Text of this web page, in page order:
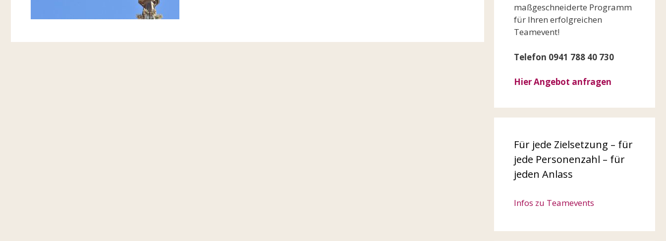
maßgeschneiderte Programm
für Ihren erfolgreichen
Teamevent!
Telefon 0941 788 40 730
Hier Angebot anfragen
Für jede Zielsetzung – für
jede Personenzahl – für
jeden Anlass
Infos zu Teamevents